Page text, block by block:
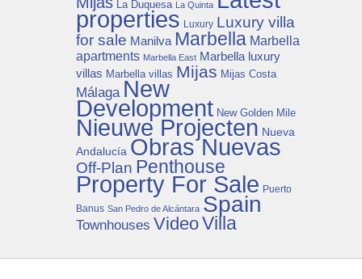
La Duquesa La Quinta
properties Luxury Luxury villa
for sale Manilva Marbella Marbella
apartments Marbella East Marbella luxury
villas Marbella villas Mijas Mijas Costa
Málaga New
Development New Golden Mile
Nieuwe Projecten Nueva
Andalucía Obras Nuevas
Off-Plan Penthouse
Property For Sale Puerto
Banus San Pedro de Alcántara Spain
Townhouses VideoVilla